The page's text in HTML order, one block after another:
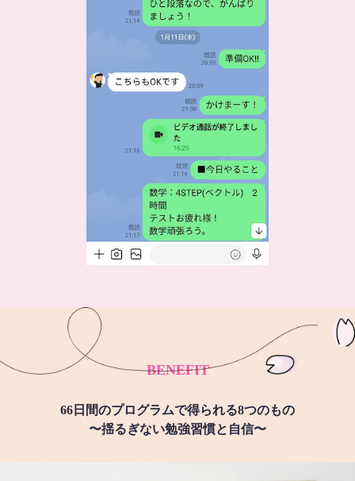
BENEFIT
66日間のプログラムで得られる8つのもの
〜揺るぎない勉強習慣と自信〜